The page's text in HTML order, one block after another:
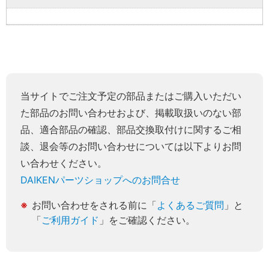
当サイトでご注文予定の部品またはご購入いただい
た部品のお問い合わせおよび、掲載取扱いのない部
品、適合部品の確認、部品交換取付けに関するご相
談、退会等のお問い合わせについては以下よりお問
い合わせください。
DAIKENパーツショップへのお問合せ
お問い合わせをされる前に「よくあるご質問 」と
「ご利用ガイド 」をご確認ください。